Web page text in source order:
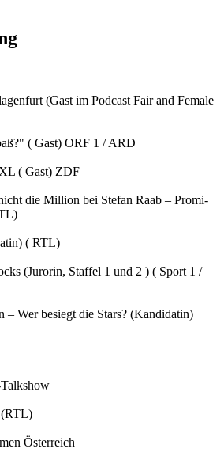
(Gast im Podcast Fair and Female
( Gast) ORF 1 / ARD
( Gast) ZDF
die Million bei Stefan Raab – Promi-
( RTL)
(Jurorin, Staffel 1 und 2 ) ( Sport 1 /
– Wer besiegt die Stars? (Kandidatin)
(RTL)
Österreich